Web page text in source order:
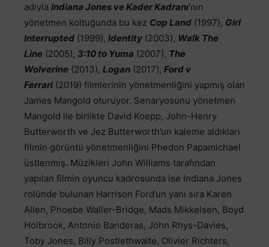
adıyla Indiana Jones ve Kader Kadranı’nın
yönetmen koltuğunda bu kez Cop Land (1997), Girl
Interrupted (1999), Identity (2003), Walk The
Line (2005), 3:10 to Yuma (2007), The
Wolverine (2013), Logan (2017), Ford v
Ferrari (2019) filmlerinin yönetmenliğini yapmış olan
James Mangold oturuyor. Senaryosunu yönetmen
Mangold ile birlikte David Koepp, John-Henry
Butterworth ve Jez Butterworth’un kaleme aldıkları
filmin görüntü yönetmenliğini Phedon Papamichael
üstlenmiş. Müzikleri John Williams tarafından
yapılan filmin oyuncu kadrosunda ise Indiana Jones
rolünde bulunan Harrison Ford’un yanı sıra Karen
Allen, Phoebe Waller-Bridge, Mads Mikkelsen, Boyd
Holbrook, Antonio Banderas, John Rhys-Davies,
Toby Jones, Billy Postlethwaite, Olivier Richters,